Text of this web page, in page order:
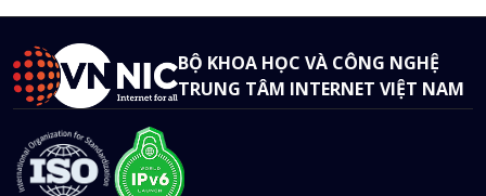
BỘ KHOA HỌC VÀ CÔNG NGHỆ
TRUNG TÂM INTERNET VIỆT NAM